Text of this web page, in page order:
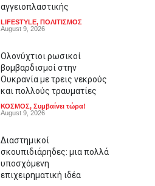
αγγειοπλαστικής
LIFESTYLE, ΠΟΛΙΤΙΣΜΟΣ
August 9, 2026
Ολονύχτιοι ρωσικοί
βομβαρδισμοί στην
Ουκρανία με τρεις νεκρούς
και πολλούς τραυματίες
ΚΟΣΜΟΣ, Συμβαίνει τώρα!
August 9, 2026
Διαστημικοί
σκουπιδιάρηδες: μια πολλά
υποσχόμενη
επιχειρηματική ιδέα